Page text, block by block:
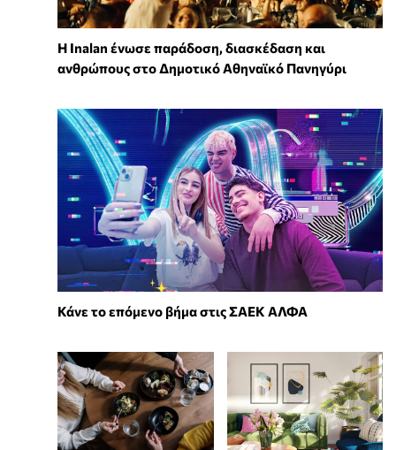
Η Inalan ένωσε παράδοση, διασκέδαση και
ανθρώπους στο Δημοτικό Αθηναϊκό Πανηγύρι
Κάνε το επόμενο βήμα στις ΣΑΕΚ ΑΛΦΑ